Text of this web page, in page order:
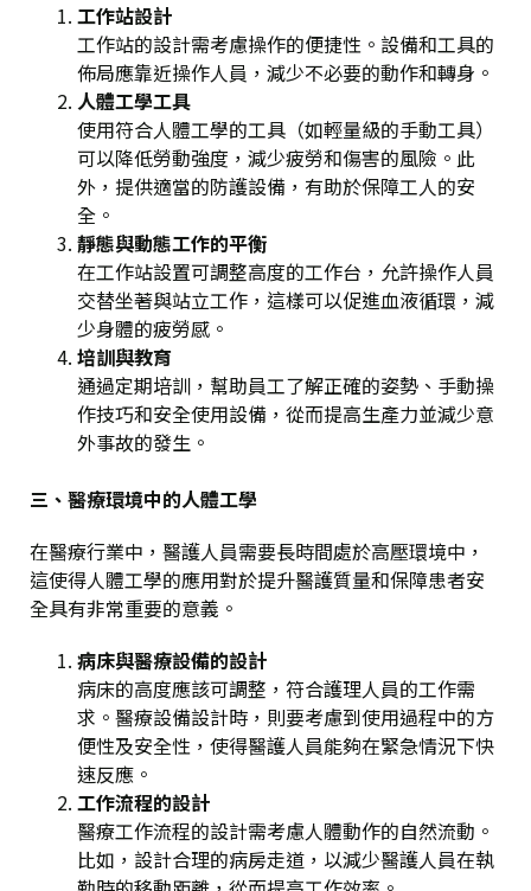
工作站設計
工作站的設計需考慮操作的便捷性。設備和工具的
佈局應靠近操作人員，減少不必要的動作和轉身。
人體工學工具
使用符合人體工學的工具（如輕量級的手動工具）
可以降低勞動強度，減少疲勞和傷害的風險。此
外，提供適當的防護設備，有助於保障工人的安
全。
靜態與動態工作的平衡
在工作站設置可調整高度的工作台，允許操作人員
交替坐著與站立工作，這樣可以促進血液循環，減
少身體的疲勞感。
培訓與教育
通過定期培訓，幫助員工了解正確的姿勢、手動操
作技巧和安全使用設備，從而提高生產力並減少意
外事故的發生。
三、醫療環境中的人體工學
在醫療行業中，醫護人員需要長時間處於高壓環境中，
這使得人體工學的應用對於提升醫護質量和保障患者安
全具有非常重要的意義。
病床與醫療設備的設計
病床的高度應該可調整，符合護理人員的工作需
求。醫療設備設計時，則要考慮到使用過程中的方
便性及安全性，使得醫護人員能夠在緊急情況下快
速反應。
工作流程的設計
醫療工作流程的設計需考慮人體動作的自然流動。
比如，設計合理的病房走道，以減少醫護人員在執